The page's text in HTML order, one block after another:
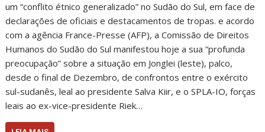
um “conflito étnico generalizado” no Sudão do Sul, em face de
declarações de oficiais e destacamentos de tropas. e acordo
com a agência France-Presse (AFP), a Comissão de Direitos
Humanos do Sudão do Sul manifestou hoje a sua “profunda
preocupação” sobre a situação em Jonglei (leste), palco,
desde o final de Dezembro, de confrontos entre o exército
sul-sudanês, leal ao presidente Salva Kiir, e o SPLA-IO, forças
leais ao ex-vice-presidente Riek…